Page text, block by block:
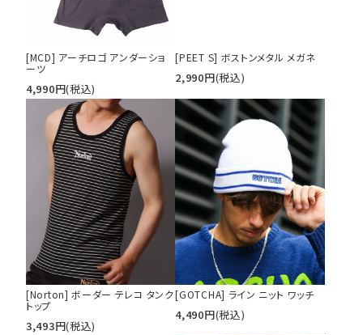
並び順
カテゴリ
サイズ
S
M
L
XL
XXL
XXXL
29inc
30inc
32inc
34inc
36inc
38inc
40inc
KIDS
カラー
[MCD] アーチロゴ アンダーショ
ーツ
4,990円(税込)
[PEET S] ボストンメタル メガネ
2,990円(税込)
[Norton] ボーダー テレコ タンク
トップ
3,493円(税込)
[GOTCHA] ライン ニット ワッチ
4,490円(税込)